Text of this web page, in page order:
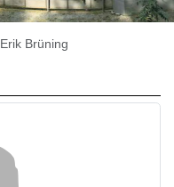
Erik Brüning